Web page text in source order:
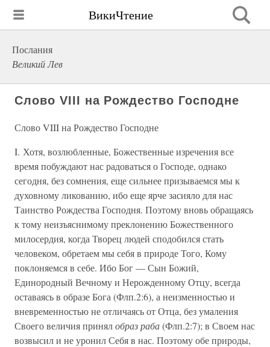
ВикиЧтение
Послания
Великий Лев
Слово VIII на Рождество Господне
Слово VIII на Рождество Господне
I. Хотя, возлюбленные, Божественные изречения все
время побуждают нас радоваться о Господе, однако
сегодня, без сомнения, еще сильнее призываемся мы к
духовному ликованию, ибо еще ярче засияло для нас
Таинство Рождества Господня. Поэтому вновь обращаясь
к тому неизъяснимому преклонению Божественного
милосердия, когда Творец людей сподобился стать
человеком, обретаем мы себя в природе Того, Кому
поклоняемся в себе. Ибо Бог — Сын Божий,
Единородный Вечному и Нерожденному Отцу, всегда
оставаясь в образе Бога (Флп.2:6), а неизменностью и
вневременностью не отличаясь от Отца, без умаления
Своего величия принялобраз раба(Флп.2:7); в Своем нас
возвысил и не уронил Себя в нас. Поэтому обе природы,